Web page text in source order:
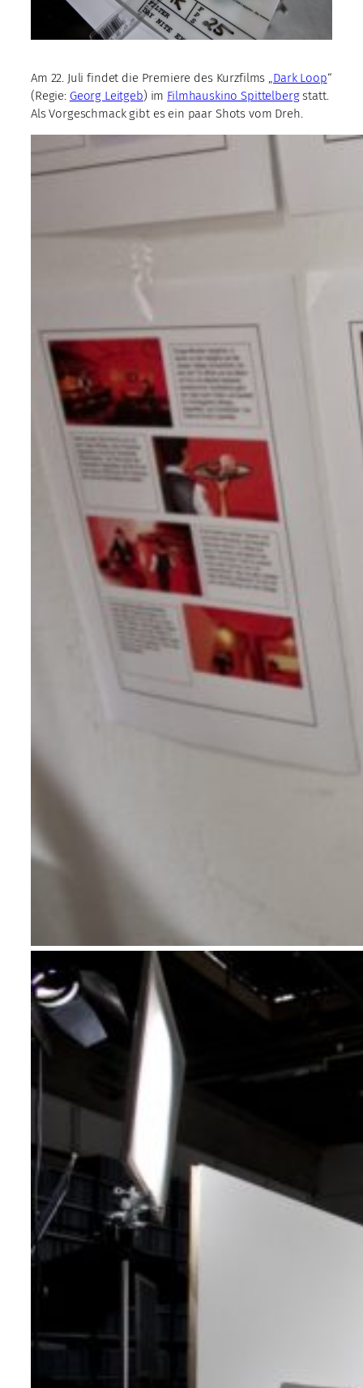
Am 22. Juli findet die Premiere des Kurzfilms „Dark Loop“
(Regie: Georg Leitgeb) im Filmhauskino Spittelbergstatt.
Als Vorgeschmack gibt es ein paar Shots vom Dreh.